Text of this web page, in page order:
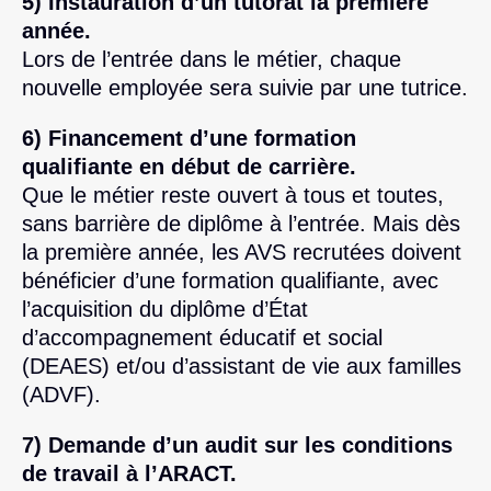
année.
Lors de l’entrée dans le métier, chaque
nouvelle employée sera suivie par une tutrice.
6) Financement d’une formation
qualifiante en début de carrière.
Que le métier reste ouvert à tous et toutes,
sans barrière de diplôme à l’entrée. Mais dès
la première année, les AVS recrutées doivent
bénéficier d’une formation qualifiante, avec
l’acquisition du diplôme d’État
d’accompagnement éducatif et social
(DEAES) et/ou d’assistant de vie aux familles
(ADVF).
7) Demande d’un audit sur les conditions
de travail à l’ARACT.